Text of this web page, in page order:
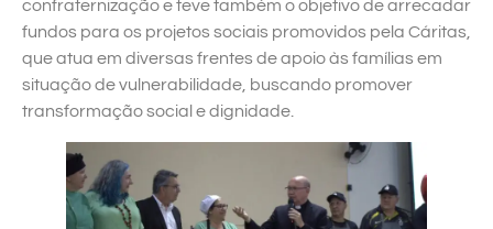
confraternização e teve também o objetivo de arrecadar
fundos para os projetos sociais promovidos pela Cáritas,
que atua em diversas frentes de apoio às famílias em
situação de vulnerabilidade, buscando promover
transformação social e dignidade.